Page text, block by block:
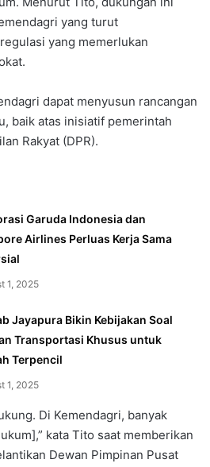
yang turut
yang memerlukan
dapat menyusun rancangan
baik atas inisiatif pemerintah
Rakyat (DPR).
Garuda Indonesia dan
Airlines Perluas Kerja Sama
1, 2025
Jayapura Bikin Kebijakan Soal
Transportasi Khusus untuk
Terpencil
1, 2025
Di Kemendagri, banyak
kata Tito saat memberikan
Dewan Pimpinan Pusat